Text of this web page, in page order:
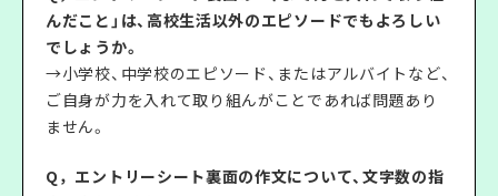
んだこと」は、高校生活以外のエピソードでもよろしい
でしょうか。
→小学校、中学校のエピソード、またはアルバイトなど、
ご自身が力を入れて取り組んがことであれば問題あり
ません。
Q，エントリーシート裏面の作文について、文字数の指